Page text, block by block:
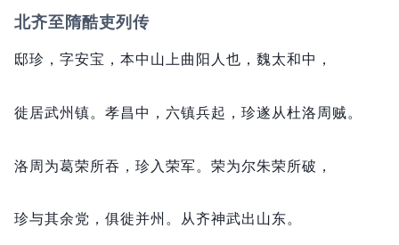
北齐至隋酷吏列传
邸珍， 字安宝， 本中山上曲阳人也， 魏太和中，
徙居武州镇。 孝昌中， 六镇兵起， 珍遂从杜洛周贼。
洛周为葛荣所吞， 珍入荣军。 荣为尔朱荣所破，
珍与其余党， 俱徙并州。 从齐神武出山东。